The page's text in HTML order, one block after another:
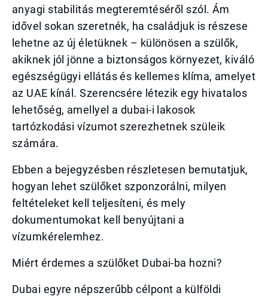
anyagi stabilitás megteremtéséről szól. Ám
idővel sokan szeretnék, ha családjuk is részese
lehetne az új életüknek – különösen a szülők,
akiknek jól jönne a biztonságos környezet, kiváló
egészségügyi ellátás és kellemes klíma, amelyet
az UAE kínál. Szerencsére létezik egy hivatalos
lehetőség, amellyel a dubai-i lakosok
tartózkodási vízumot szerezhetnek szüleik
számára.
Ebben a bejegyzésben részletesen bemutatjuk,
hogyan lehet szülőket szponzorálni, milyen
feltételeket kell teljesíteni, és mely
dokumentumokat kell benyújtani a
vízumkérelemhez.
Miért érdemes a szülőket Dubai-ba hozni?
Dubai egyre népszerűbb célpont a külföldi